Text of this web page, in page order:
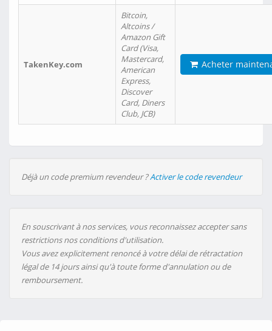
TakenKey.com
Bitcoin,
Altcoins /
Amazon Gift
Card (Visa,
Mastercard,
American
Express,
Discover
Card, Diners
Club, JCB)
Acheter
Déjà un code premium revendeur ?Activer le code revendeur
En souscrivant à nos services, vous reconnaissez accepter sans
restrictions nos conditions d'utilisation.
Vous avez explicitement renoncé à votre délai de rétractation
légal de 14 jours ainsi qu'à toute forme d'annulation ou de
remboursement.